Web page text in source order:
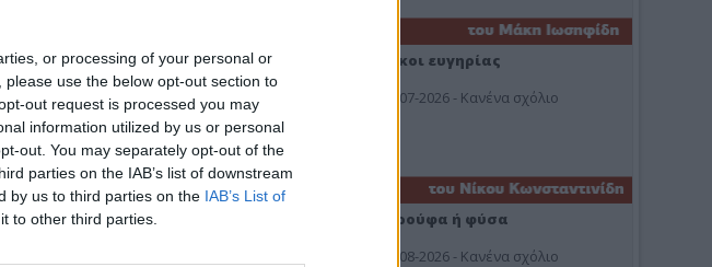
or processing of your personal or
use the below opt-out section to
out request is processed you may
information utilized by us or personal
out. You may separately opt-out of the
parties on the IAB’s list of downstream
by us to third parties on the IAB’s List of
to other third parties.
Οίκοι ευγηρίας
24-07-2026 - Κανένα σχόλιο
Ή ρούφα ή φύσα
03-08-2026 - Κανένα σχόλιο